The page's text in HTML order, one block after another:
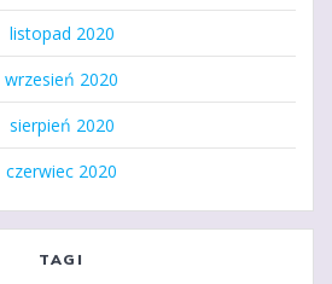
listopad 2020
wrzesień 2020
sierpień 2020
czerwiec 2020
TAGI